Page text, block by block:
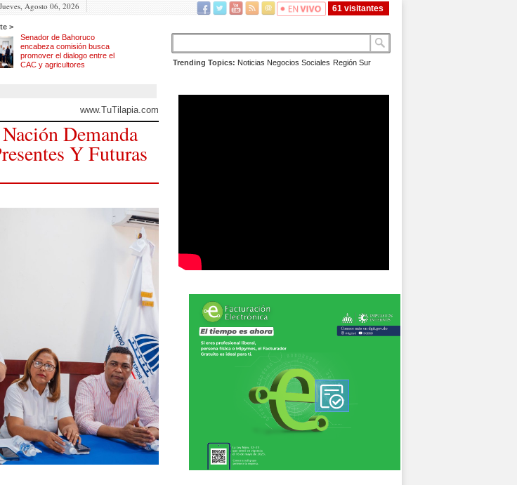
Jueves, Agosto 06, 2026 61 visitantes
>
Senador de Bahoruco
encabeza comisión busca
promover el dialogo entre el
CAC y agricultores
Trending Topics: Noticias Negocios Sociales Región Sur
www.TuTilapia.com
Demanda
Y Futuras